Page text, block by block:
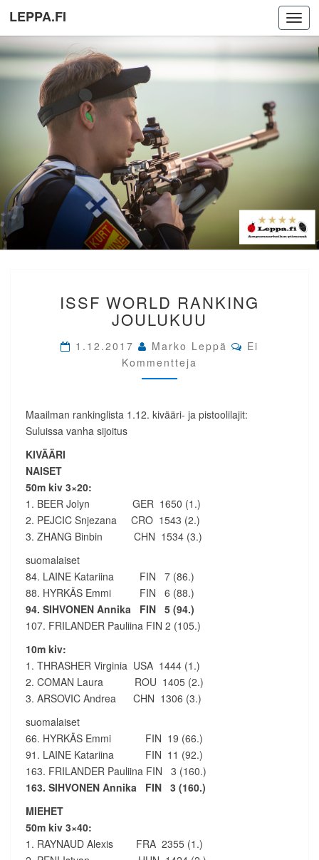
LEPPA.FI
WORLD
RANKING
JOULUKUU
ISSF WORLD RANKING
JOULUKUU
1.12.2017 Marko Leppä Comments
Ei
Kommentteja
Maailman rankinglista 1.12. kivääri- ja pistoolilajit:
Suluissa vanha sijoitus
KIVÄÄRI
NAISET
50m kiv 3×20:
1. BEER Jolyn GER 1650 (1.)
2. PEJCIC Snjezana CRO 1543 (2.)
3. ZHANG Binbin CHN 1534 (3.)
suomalaiset
84. LAINE Katariina FIN 7 (86.)
88. HYRKÄS Emmi FIN 6 (88.)
94. SIHVONEN Annika FIN 5 (94.)
107. FRILANDER Pauliina FIN 2 (105.)
10m kiv:
1. THRASHER Virginia USA 1444 (1.)
2. COMAN Laura ROU 1405 (2.)
3. ARSOVIC Andrea CHN 1306 (3.)
suomalaiset
66. HYRKÄS Emmi FIN 19 (66.)
91. LAINE Katariina FIN 11 (92.)
163. FRILANDER Pauliina FIN 3 (160.)
163. SIHVONEN Annika FIN 3 (160.)
MIEHET
50m kiv 3×40:
1. RAYNAUD Alexis FRA 2355 (1.)